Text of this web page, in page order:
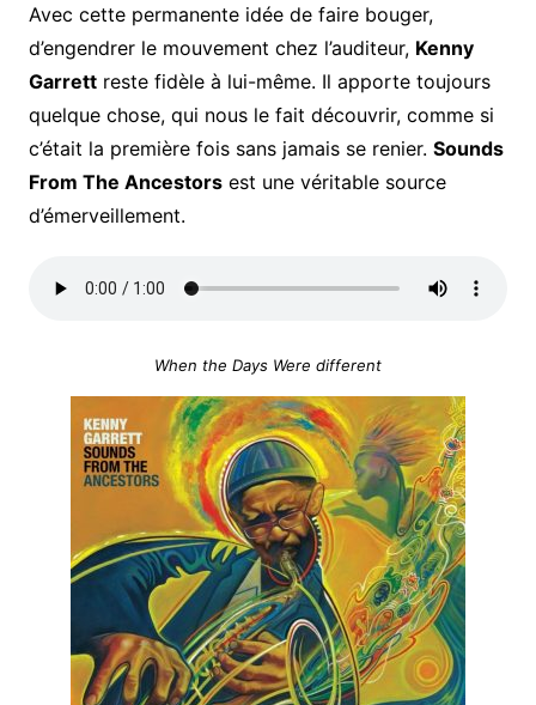
Avec cette permanente idée de faire bouger,
d’engendrer le mouvement chez l’auditeur, Kenny
Garrettreste fidèle à lui-même. Il apporte toujours
quelque chose, qui nous le fait découvrir, comme si
c’était la première fois sans jamais se renier. Sounds
From The Ancestorsest une véritable source
d’émerveillement.
When the Days Were different